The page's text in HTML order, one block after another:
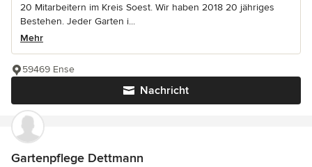
20 Mitarbeitern im Kreis Soest. Wir haben 2018 20 jähriges
Bestehen. Jeder Garten i...
Mehr
Nachricht
59469 Ense
Gartenpflege Dettmann